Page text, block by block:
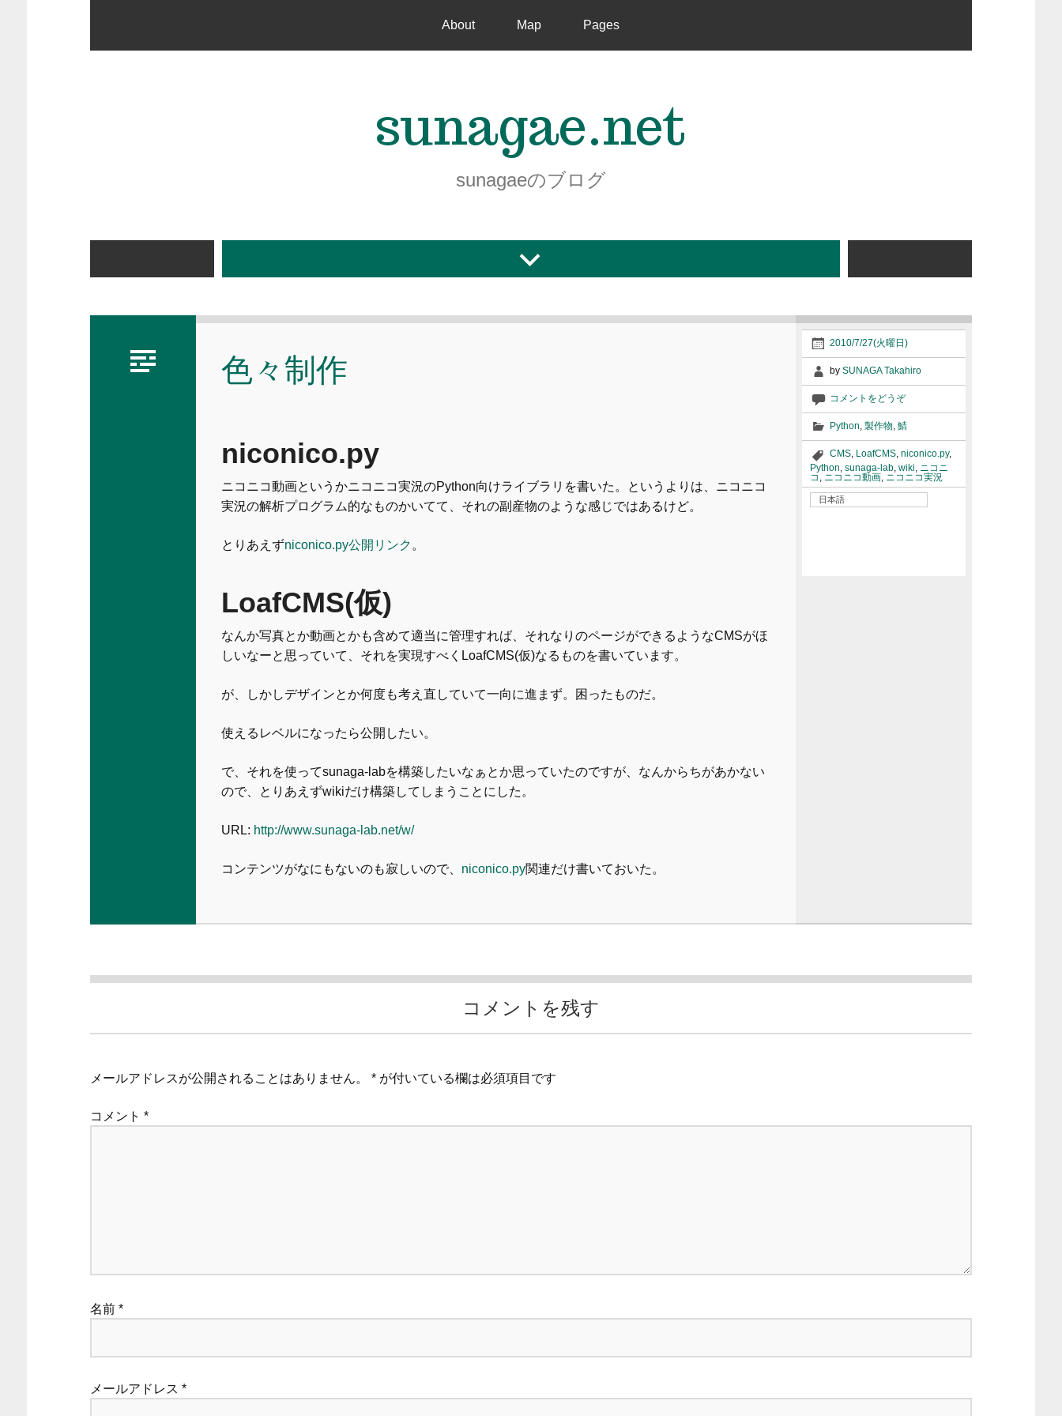
About Map Pages
sunagae.net
sunagaeのブログ
色々制作
niconico.py
ニコニコ動画というかニコニコ実況のPython向けライブラリを書いた。というよりは、ニコニコ
実況の解析プログラム的なものかいてて、それの副産物のような感じではあるけど。
とりあえずniconico.py公開リンク 。
LoafCMS(仮)
なんか写真とか動画とかも含めて適当に管理すれば、それなりのページができるようなCMSがほ
しいなーと思っていて、それを実現すべくLoafCMS(仮)なるものを書いています。
が、しかしデザインとか何度も考え直していて一向に進まず。困ったものだ。
使えるレベルになったら公開したい。
で、それを使ってsunaga-labを構築したいなぁとか思っていたのですが、なんからちがあかない
ので、とりあえずwikiだけ構築してしまうことにした。
URL: http://www.sunaga-lab.net/w/
コンテンツがなにもないのも寂しいので、 niconico.py関連だけ書いておいた。
2010/7/27(火曜日)
bySUNAGA Takahiro
コメントをどうぞ
Python,製作物,鯖
CMS, LoafCMS,niconico.py,
Python,sunaga-lab,wiki, ニコニ
コ , ニコニコ動画, ニコニコ実況
日本語
コメントを残す
メールアドレスが公開されることはありません。 *が付いている欄は必須項目です
コメント *
名前 *
メールアドレス *